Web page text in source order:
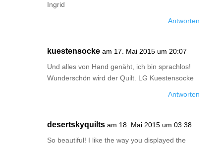
Ingrid
Antworten
kuestensocke am 17. Mai 2015 um 20:07
Und alles von Hand genäht, ich bin sprachlos!
Wunderschön wird der Quilt. LG Kuestensocke
Antworten
desertskyquilts am 18. Mai 2015 um 03:38
So beautiful! I like the way you displayed the